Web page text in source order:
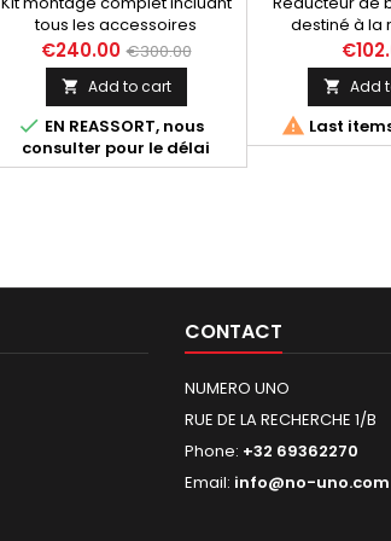
tous les accessoires
nécessaires à l'installation des
lignes complètes Termignoni
Tmax 530 2012-2016
(réf. Y099).
€240.00 €300.00
 Add to cart
 EN REASSORT, nous
consulter pour le délai
destiné à la
de silencieux
Ducati
 Add
 Last
CONTACT
NUMERO UNO
RUE DE LA RECHERCHE 1/B
Phone: +32 69362270
Email: info@no-uno.com